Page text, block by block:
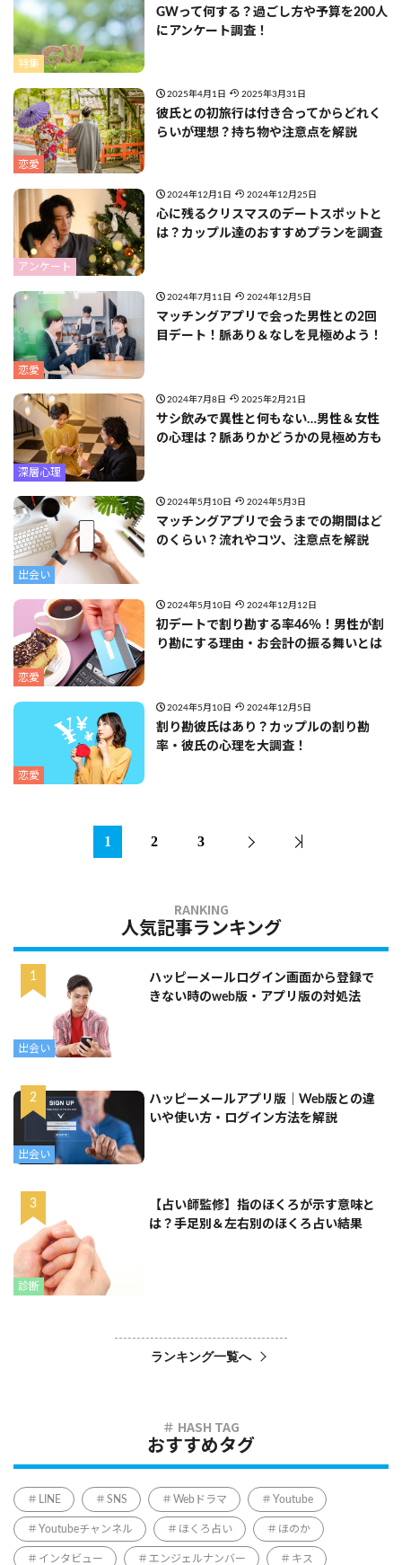
特集
GWって何する？過ごし方や予算を200人
にアンケート調査！
恋愛
2025年4月1日 2025年3月31日
彼氏との初旅行は付き合ってからどれく
らいが理想？持ち物や注意点を解説
アンケート
2024年12月1日 2024年12月25日
心に残るクリスマスのデートスポットと
は？カップル達のおすすめプランを調査
恋愛
2024年7月11日 2024年12月5日
マッチングアプリで会った男性との2回
目デート！脈あり＆なしを見極めよう！
深層心理
2024年7月8日 2025年2月21日
サシ飲みで異性と何もない…男性＆女性
の心理は？脈ありかどうかの見極め方も
出会い
2024年5月10日 2024年5月3日
マッチングアプリで会うまでの期間はど
のくらい？流れやコツ、注意点を解説
恋愛
2024年5月10日 2024年12月12日
初デートで割り勘する率46％！男性が割
り勘にする理由・お会計の振る舞いとは
恋愛
2024年5月10日 2024年12月5日
割り勘彼氏はあり？カップルの割り勘
率・彼氏の心理を大調査！
1 2 3
人気記事ランキング
出会い
ハッピーメールログイン画面から登録で
きない時のweb版・アプリ版の対処法
出会い
ハッピーメールアプリ版｜Web版との違
いや使い方・ログイン方法を解説
診断
【占い師監修】指のほくろが示す意味と
は？手足別＆左右別のほくろ占い結果
ランキング一覧へ
おすすめタグ
LINE SNS Webドラマ Youtube
Youtubeチャンネル ほくろ占い ほのか
インタビュー エンジェルナンバー キス